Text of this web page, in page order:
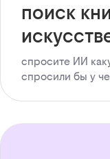
поиск
спросите ИИ
спросили бы у